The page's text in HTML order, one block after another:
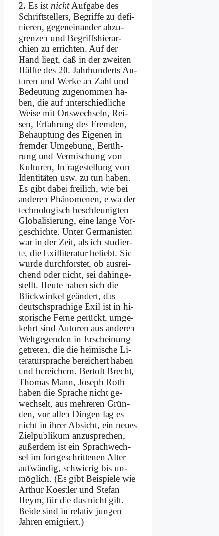
2. Es ist nichtAuf­ga­be des
Schrift­stel­lers, Be­grif­fe zu de­fi­
nie­ren, ge­gen­ein­an­der abzu­
grenzen und Be­griffs­hier­ar­
chien zu er­rich­ten. Auf der
Hand liegt, daß in der zwei­ten
Hälf­te des 20. Jahr­hun­derts Au­
toren und Wer­ke an Zahl und
Be­deu­tung zu­ge­nom­men ha­
ben, die auf un­ter­schied­li­che
Wei­se mit Orts­wech­seln, Rei­
sen, Er­fah­rung des Frem­den,
Be­haup­tung des Ei­ge­nen in
frem­der Um­ge­bung, Be­rüh­
rung und Ver­mi­schung von
Kul­tu­ren, In­fra­ge­stel­lung von
Iden­ti­tä­ten usw. zu tun ha­ben.
Es gibt da­bei frei­lich, wie bei
an­de­ren Phä­no­me­nen, et­wa der
tech­no­lo­gisch be­schleu­nig­ten
Glo­ba­li­sie­rung, ei­ne lan­ge Vor­
ge­schich­te. Un­ter Ger­ma­ni­sten
war in der Zeit, als ich stu­dier­
te, die Exil­li­te­ra­tur be­liebt. Sie
wur­de durch­for­stet, ob aus­rei­
chend oder nicht, sei da­hin­ge­
stellt. Heu­te ha­ben sich die
Blick­win­kel ge­än­dert, das
deutsch­spra­chi­ge Exil ist in hi­
sto­ri­sche Fer­ne ge­rückt, um­ge­
kehrt sind Au­toren aus an­de­ren
Welt­ge­gen­den in Er­schei­nung
ge­tre­ten, die die hei­mi­sche Li­
te­ra­tur­spra­che be­rei­chert ha­ben
und be­rei­chern. Ber­tolt Brecht,
Tho­mas Mann, Jo­seph Roth
ha­ben die Spra­che nicht ge­
wech­selt, aus meh­re­ren Grün­
den, vor al­len Din­gen lag es
nicht in ih­rer Ab­sicht, ein neu­es
Ziel­pu­bli­kum an­zu­spre­chen,
au­ßer­dem ist ein Sprach­wech­
sel im fort­ge­schrit­te­nen Al­ter
auf­wän­dig, schwie­rig bis un­
mög­lich. (Es gibt Bei­spie­le wie
Ar­thur Koest­ler und Ste­fan
Heym, für die das nicht gilt.
Bei­de sind in re­la­tiv jun­gen
Jah­ren emi­griert.)